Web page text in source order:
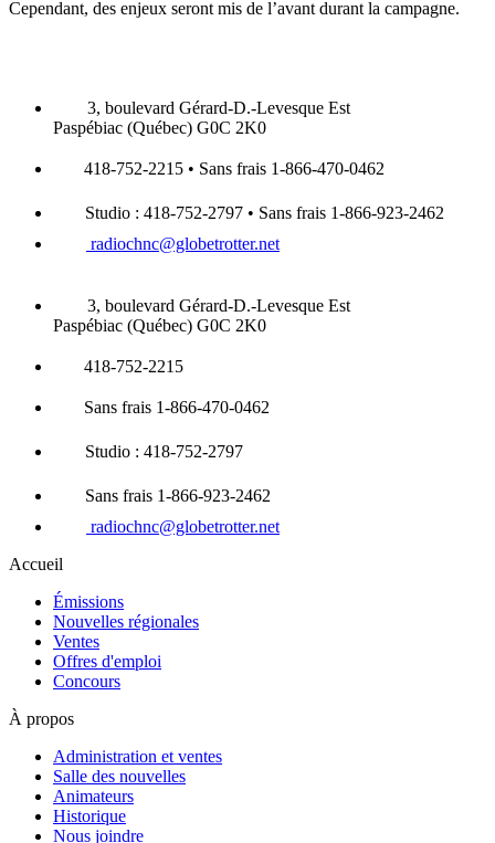
Cependant, des enjeux seront mis de l’avant durant la campagne.
3, boulevard Gérard-D.-Levesque Est
Paspébiac (Québec) G0C 2K0
418-752-2215 • Sans frais 1-866-470-0462
Studio : 418-752-2797 • Sans frais 1-866-923-2462
radiochnc@globetrotter.net
3, boulevard Gérard-D.-Levesque Est
Paspébiac (Québec) G0C 2K0
418-752-2215
Sans frais 1-866-470-0462
Studio : 418-752-2797
Sans frais 1-866-923-2462
radiochnc@globetrotter.net
Accueil
Émissions
Nouvelles régionales
Ventes
Offres d'emploi
Concours
À propos
Administration et ventes
Salle des nouvelles
Animateurs
Historique
Nous joindre